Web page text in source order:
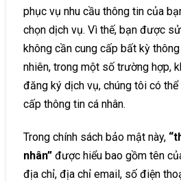
phục vụ nhu cầu thông tin của
chọn dịch vụ. Vì thế, bạn được
không cần cung cấp bất kỳ
nhiên, trong một số trường hợp,
đăng ký dịch vụ, chúng tôi có
cấp thông tin cá nhân.
Trong chính sách bảo mật này,
nhân”được hiểu bao gồm tên
địa chỉ, địa chỉ email, số điện